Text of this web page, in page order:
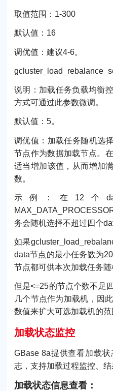
取值范围：1-300
默认值：16
调优值：建议4-6。
说明：加载任务负载均衡
方式可通过此参数微调。
默认值：5。
调优值：加载任务随机选
节点作为数据加载节点。
适当增加该值，从而增加
数。
示例：在12个
务会随机选择不超过四个
如果
data节点的最小任务数为
节点都可供本次加载任务随
但是<=25的节点个数不足
几个节点作为加载机，因
数值来扩大可选加载机的范
加载状态监控
GBase 8a提供查看加载
志，支持加载过程监控、结
加载状态信息查看：